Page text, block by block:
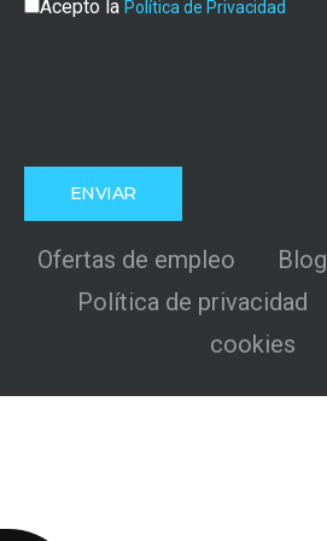
Acepto la Política de Privacidad
Ofertas de empleo Blog
Política de privacidad
cookies